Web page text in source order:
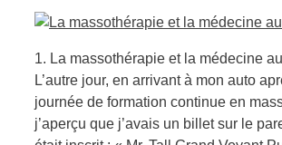
1. La massothérapie et la médecine
L’autre jour, en arrivant à mon auto
journée de formation continue en
j’aperçu que j’avais un billet sur le